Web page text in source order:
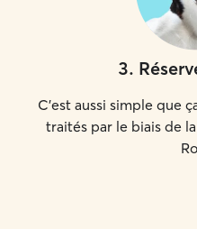
3.
C'est aussi simple que
traités par le biais de